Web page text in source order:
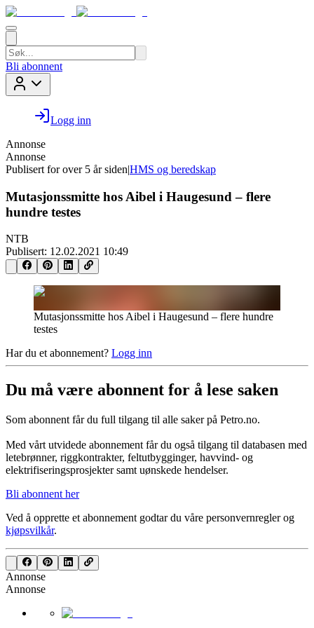
Bli abonnent
Logg inn
Annonse
Annonse
Publisert for over 5 år siden|HMS og beredskap
Mutasjonssmitte hos Aibel i Haugesund – flere
hundre testes
NTB
Publisert: 12.02.2021 10:49
Mutasjonssmitte hos Aibel i Haugesund – flere hundre
testes
Har du et abonnement? Logg inn
Du må være abonnent for å lese saken
Som abonnent får du full tilgang til alle saker på Petro.no.
Med vårt utvidede abonnement får du også tilgang til databasen med
letebrønner, riggkontrakter, feltutbygginger, havvind- og
elektrifiseringsprosjekter samt uønskede hendelser.
Bli abonnent her
Ved å opprette et abonnement godtar du våre personvernreglerog
kjøpsvilkår.
Annonse
Annonse